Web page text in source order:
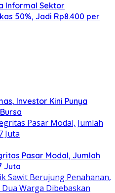
Informal Sektor
50%, Jadi Rp8.400 per
Investor Kini Punya
Pasar Modal, Jumlah
Juta